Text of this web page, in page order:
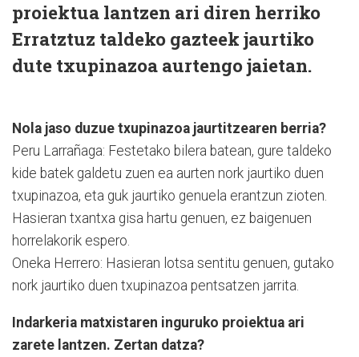
proiektua lantzen ari diren herriko
Erratztuz taldeko gazteek jaurtiko
dute txupinazoa aurtengo jaietan.
Nola jaso duzue txupinazoa jaurtitzearen berria?
Peru Larrañaga: Festetako bilera batean, gure taldeko
kide batek galdetu zuen ea aurten nork jaurtiko duen
txupinazoa, eta guk jaurtiko genuela erantzun zioten.
Hasieran txantxa gisa hartu genuen, ez baigenuen
horrelakorik espero.
Oneka Herrero: Hasieran lotsa sentitu genuen, gutako
nork jaurtiko duen txupinazoa pentsatzen jarrita.
Indarkeria matxistaren inguruko proiektua ari
zarete lantzen. Zertan datza?